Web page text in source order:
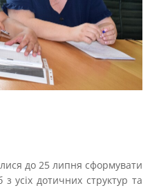
до 25 липня сформувати
з усіх дотичних структур та